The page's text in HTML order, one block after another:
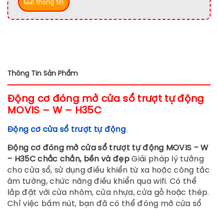
Thông Tin Sản Phẩm
Động cơ đóng mở cửa sổ trượt tự động
MOVIS – W – H35C
Động cơ cửa sổ trượt tự động
Động cơ đóng mở cửa sổ trượt tự động MOVIS – W
– H35C chắc chắn, bền và đẹpGiải pháp lý tưởng
cho cửa sổ, sử dụng điều khiển từ xa hoặc công tắc
âm tường, chức năng điều khiển qua wifi. Có thể
lắp đặt với cửa nhôm, cửa nhựa, cửa gỗ hoặc thép.
Chỉ việc bấm nút, bạn đã có thể đóng mở cửa sổ